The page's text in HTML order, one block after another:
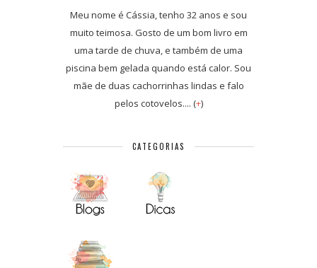
Meu nome é Cássia, tenho 32 anos e sou
muito teimosa. Gosto de um bom livro em
uma tarde de chuva, e também de uma
piscina bem gelada quando está calor. Sou
mãe de duas cachorrinhas lindas e falo
pelos cotovelos.... (+)
CATEGORIAS